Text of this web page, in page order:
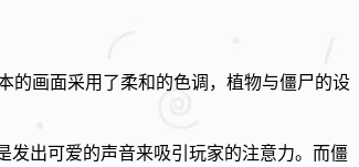
的画面采用了柔和的色调，植物与僵尸的设
发出可爱的声音来吸引玩家的注意力。而僵